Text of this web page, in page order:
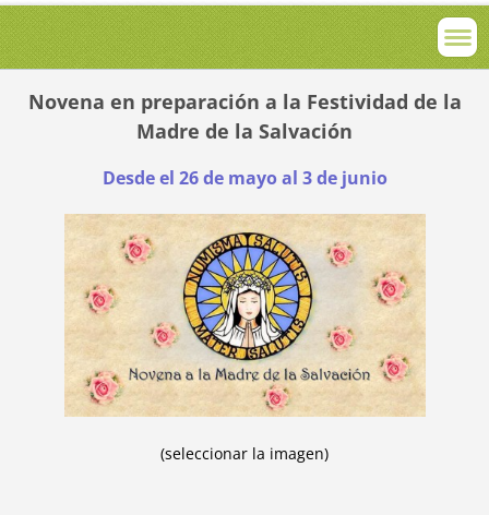
Novena en preparación a la Festividad de la
Madre de la Salvación
Desde el 26 de mayo al 3 de junio
(seleccionar la imagen)